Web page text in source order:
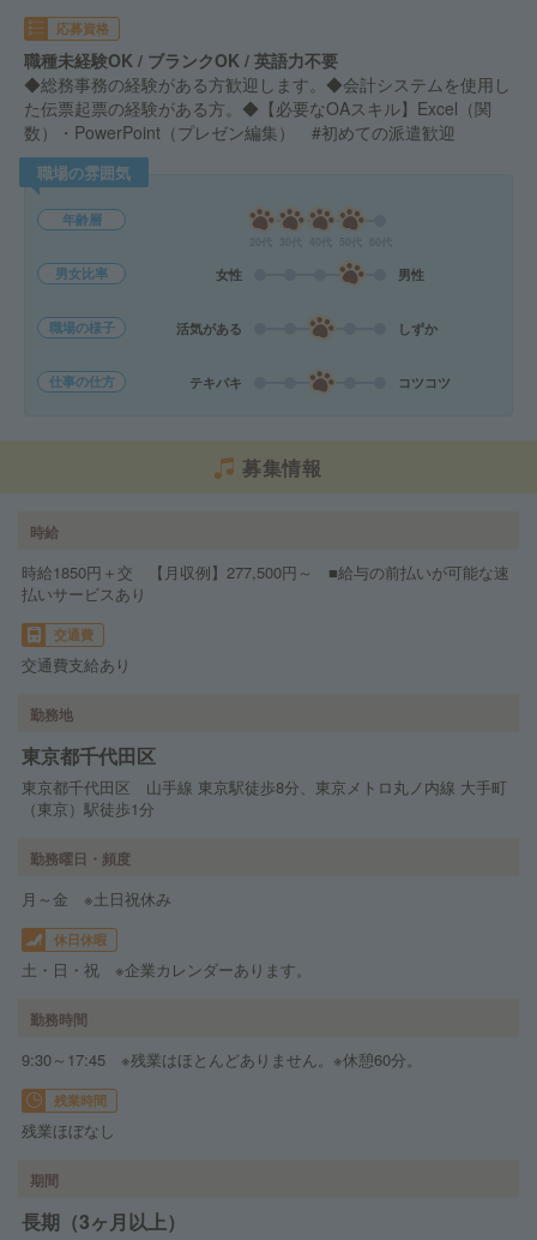
応募資格
職種未経験OK / ブランクOK / 英語力不要
◆総務事務の経験がある方歓迎します。◆会計システムを使用し
た伝票起票の経験がある方。◆【必要なOAスキル】Excel（関
数）・PowerPoint（プレゼン編集） #初めての派遣歓迎
職場の雰囲気
年齢層
男女比率 女性 男性
職場の様子 活気がある しずか
仕事の仕方 テキパキ コツコツ
募集情報
時給
時給1850円＋交 【月収例】277,500円～ ■給与の前払いが可能な速
払いサービスあり
交通費
交通費支給あり
勤務地
東京都千代田区
東京都千代田区 山手線 東京駅徒歩8分、東京メトロ丸ノ内線 大手町
（東京）駅徒歩1分
勤務曜日・頻度
月～金 ※土日祝休み
休日休暇
土・日・祝 ※企業カレンダーあります。
勤務時間
9:30～17:45 ※残業はほとんどありません。※休憩60分。
残業時間
残業ほぼなし
期間
長期（3ヶ月以上）